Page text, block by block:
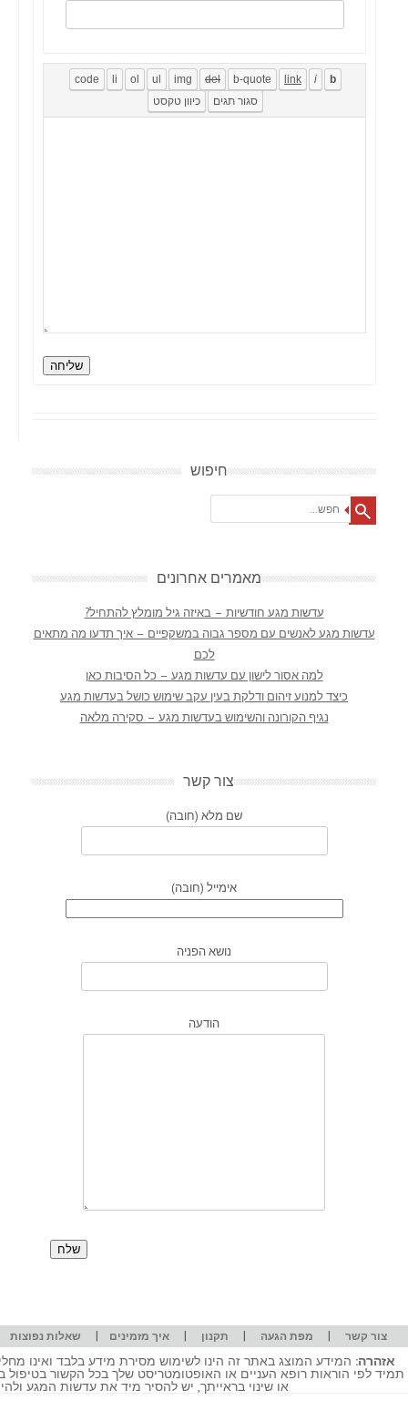
שליחה
חיפוש
מאמרים אחרונים
עדשות מגע חודשיות – באיזה גיל מומלץ להתחיל?
עדשות מגע לאנשים עם מספר גבוה במשקפיים – איך תדעו מה מתאים
לכם
למה אסור לישון עם עדשות מגע – כל הסיבות כאן
כיצד למנוע זיהום ודלקת בעין עקב שימוש כושל בעדשות מגע
נגיף הקורונה והשימוש בעדשות מגע – סקירה מלאה
צור קשר
שם מלא (חובה)
אימייל (חובה)
נושא הפניה
הודעה
צור קשר | מפת הגעה | תקנון |איך מזמינים | שאלות נפוצות
אזהרה: המידע המוצג באתר זה הינו לשימוש מסירת מידע בלבד ואינו
תמיד לפי הוראות רופא העניים או האופטומטריסט שלך בכל הקשור
או שינוי בראייתך, יש להסיר מיד את עדשות המגע